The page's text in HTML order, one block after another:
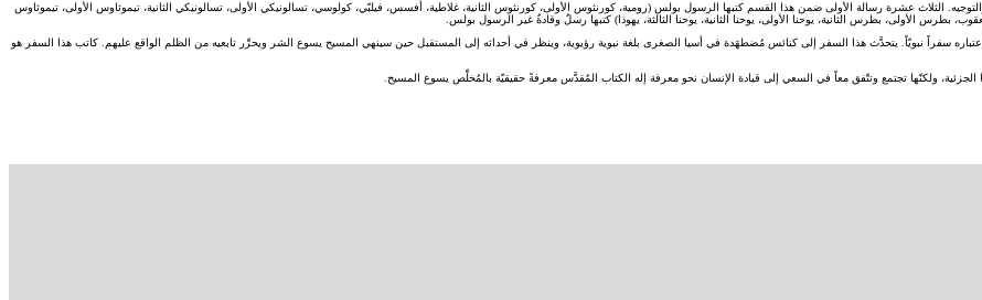
الثلاث عشرة رسالة الأولى ضمن هذا القسم كتبها الرسول بولس (رومية، كورنثوس الأولى، كورنثوس الثانية، غلاطية، أفسس، فيلبّي، كولوسي، تسالونيكي الأولى، تسالونيكي الثانية، تيموثاوس الأولى، تيموثاوس
بطرس الأولى، بطرس الثانية، يوحنا الأولى، يوحنا الثانية، يوحنا الثالثة، يهوذا) كتبها رسلٌ وقادةٌ غير الرسول بولس.
اعتباره سفراً نبويّاً. يتحدَّث هذا السفر إلى كنائس مُضطهَدة في أسيا الصغرى بلغة نبوية رؤيوية، وينظر في أحداثه إلى المستقبل حين سينهي المسيح يسوع الشر ويحرِّر تابعيه من الظلم الواقع عليهم. كاتب هذا السفر هو
الجزئية، ولكنّها تجتمع وتتّفق معاً في السعي إلى قيادة الإنسان نحو معرفة إله الكتاب المُقدَّس معرفةً حقيقيّة بالمُخلِّص يسوع المسيح.